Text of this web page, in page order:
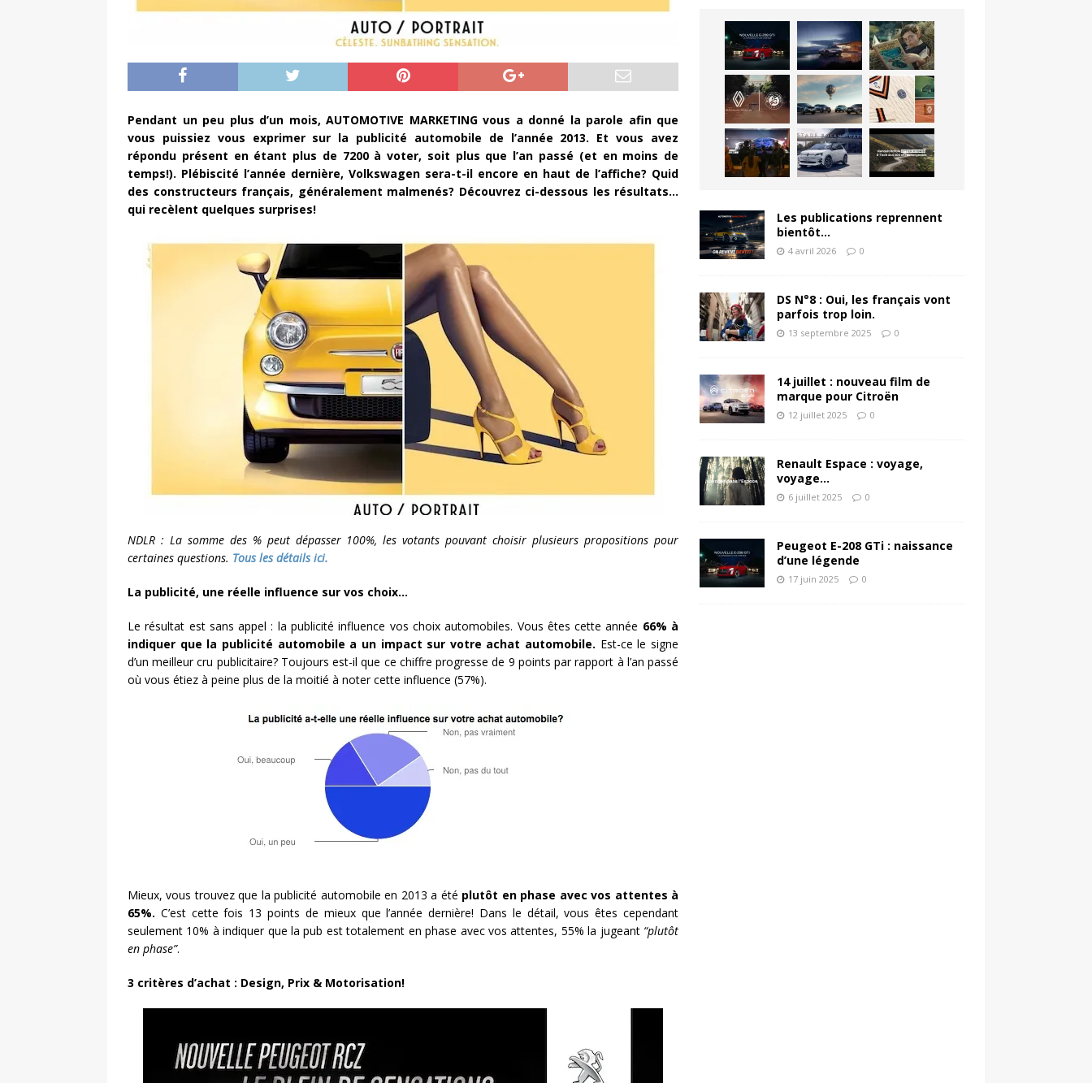
Pendant un peu plus d’un mois, AUTOMOTIVE MARKETING vous a donné la parole afin que
vous puissiez vous exprimer sur la publicité automobile de l’année 2013. Et vous avez
répondu présent en étant plus de 7200 à voter, soit plus que l’an passé (et en moins de
temps!). Plébiscité l’année dernière, Volkswagen sera-t-il encore en haut de l’affiche? Quid
des constructeurs français, généralement malmenés? Découvrez ci-dessous les résultats…
qui recèlent quelques surprises!
NDLR : La somme des % peut dépasser 100%, les votants pouvant choisir plusieurs propositions pour
certaines questions. Tous les détails ici.
La publicité, une réelle influence sur vos choix…
Le résultat est sans appel : la publicité influence vos choix automobiles. Vous êtes cette année 66% à
indiquer que la publicité automobile a un impact sur votre achat automobile. Est-ce le signe
d’un meilleur cru publicitaire? Toujours est-il que ce chiffre progresse de 9 points par rapport à l’an passé
où vous étiez à peine plus de la moitié à noter cette influence (57%).
Mieux, vous trouvez que la publicité automobile en 2013 a été plutôt en phase avec vos attentes à
65%. C’est cette fois 13 points de mieux que l’année dernière! Dans le détail, vous êtes cependant
seulement 10% à indiquer que la pub est totalement en phase avec vos attentes, 55% la jugeant “plutôt
en phase”.
3 critères d’achat : Design, Prix & Motorisation!
Les publications reprennent
bientôt…
4 avril 2026 0
DS N°8 : Oui, les français vont
parfois trop loin.
13 septembre 2025 0
14 juillet : nouveau film de
marque pour Citroën
12 juillet 2025 0
Renault Espace : voyage,
voyage…
6 juillet 2025 0
Peugeot E-208 GTi : naissance
d’une légende
17 juin 2025 0